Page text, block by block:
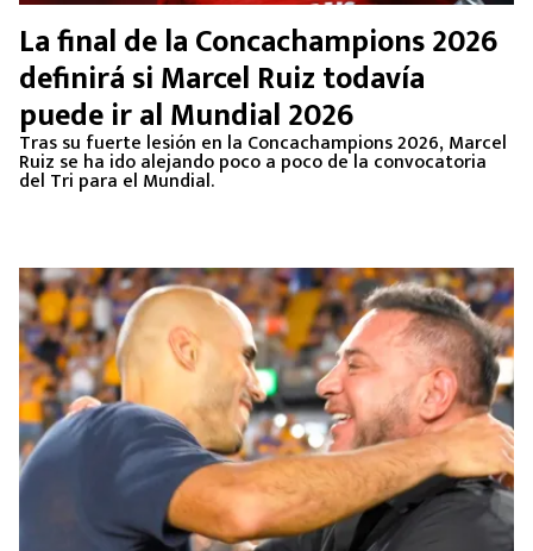
La final de la Concachampions 2026
definirá si Marcel Ruiz todavía
puede ir al Mundial 2026
Tras su fuerte lesión en la Concachampions 2026, Marcel
Ruiz se ha ido alejando poco a poco de la convocatoria
del Tri para el Mundial.